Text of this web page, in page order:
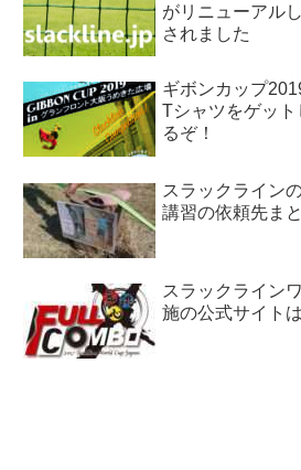
がリニューアル
されました
ギボンカップ
Tシャツをゲッ
るぞ！
スラックライン
講習の依頼先ま
スラックライン
施の公式サイト